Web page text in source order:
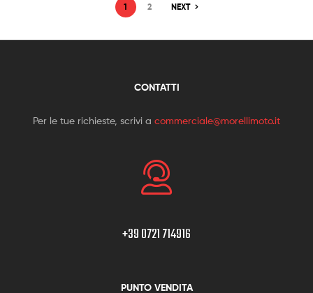
1 2 NEXT
CONTATTI
Per le tue richieste, scrivi a commerciale@morellimoto.it
+39 0721 714916
PUNTO VENDITA